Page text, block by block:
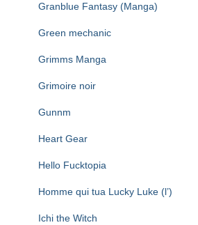
Granblue Fantasy (Manga)
Green mechanic
Grimms Manga
Grimoire noir
Gunnm
Heart Gear
Hello Fucktopia
Homme qui tua Lucky Luke (l’)
Ichi the Witch